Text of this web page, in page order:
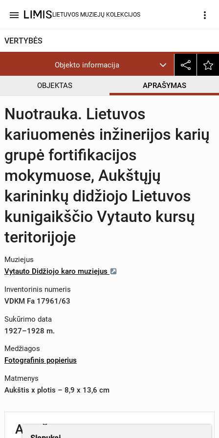
menu LIETUVOS MUZIEJŲ KOLEKCIJOS more_vert
VERTYBĖS
Objekto informacija
OBJEKTAS APRAŠYMAS
Nuotrauka. Lietuvos
kariuomenės inžinerijos karių
grupė fortifikacijos
mokymuose, Aukštųjų
karininkų didžiojo Lietuvos
kunigaikščio Vytauto kursų
teritorijoje
Muziejus
Vytauto Didžiojo karo muziejus
Inventorinis numeris
VDKM Fa 17961/63
Sukūrimo data
1927–1928 m.
Medžiagos
Fotografinis popierius
Matmenys
Aukštis x plotis – 8,9 x 13,6 cm
Aprašymas